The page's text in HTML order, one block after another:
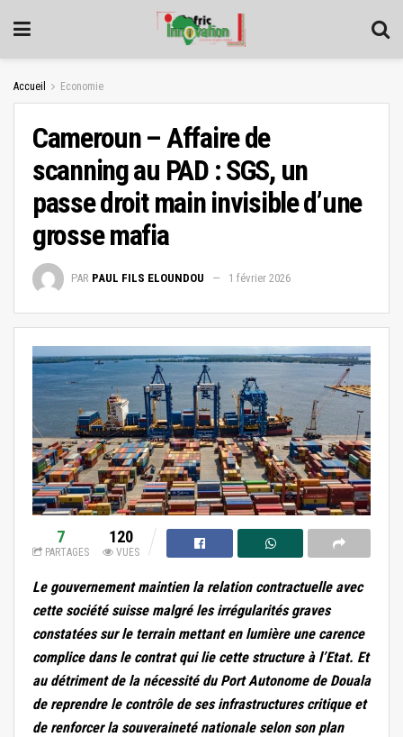
Accueil Economie
Cameroun – Affaire de
scanning au PAD : SGS, un
passe droit main invisible d’une
grosse mafia
PAR PAUL FILS ELOUNDOU 1 février 2026
7
PARTAGES
120
VUES
Le gouvernement maintien la relation contractuelle avec
cette société suisse malgré les irrégularités graves
constatées sur le terrain mettant en lumière une carence
complice dans le contrat qui lie cette structure à l’Etat. Et
au détriment de la nécessité du Port Autonome de Douala
de reprendre le contrôle de ses infrastructures critique et
de renforcer la souveraineté nationale selon son plan